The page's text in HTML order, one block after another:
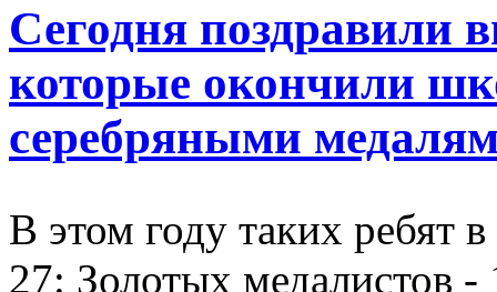
Сегодня поздравили
которые окончили
серебряными
В этом году таких ребят
27: Золотых медалистов